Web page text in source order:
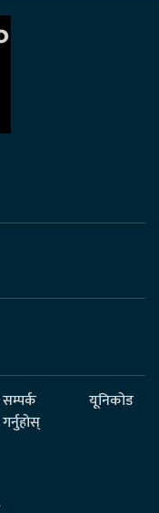
सम्पर्क
गर्नुहोस्
यूनिकोड